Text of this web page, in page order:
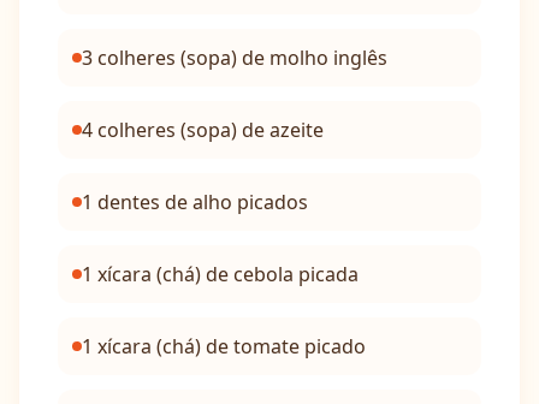
3 colheres (sopa) de molho inglês
4 colheres (sopa) de azeite
1 dentes de alho picados
1 xícara (chá) de cebola picada
1 xícara (chá) de tomate picado